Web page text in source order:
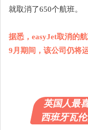
就取消了650个航班。
据悉，easyJet取消的
9月期间，该公司仍将
英国人最
西班牙瓦